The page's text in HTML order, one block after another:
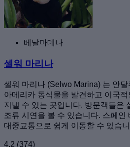
베날마데나
셀워 마리나
셀워 마리나 (Selwo Marina) 는 안달
아메리카 동식물을 발견하고 이국적
지낼 수 있는 곳입니다. 방문객들은
조류 시연을 볼 수 있습니다. 스페인
대중교통으로 쉽게 이동할 수 있습
4.2 (374)